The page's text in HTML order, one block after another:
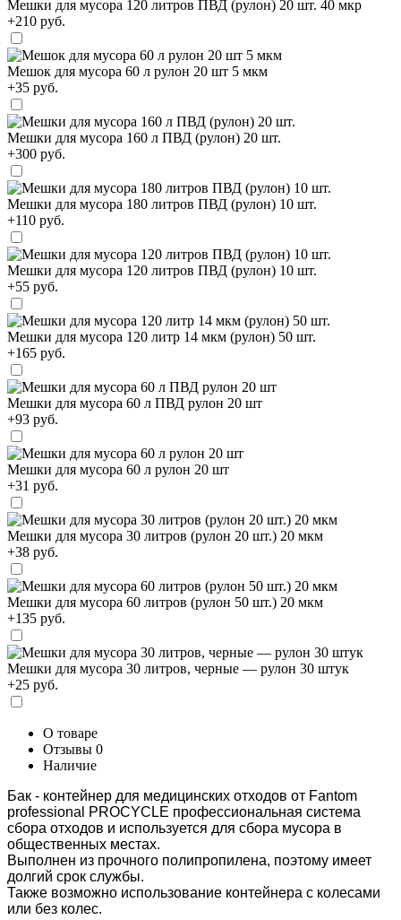
Мешки для мусора 120 литров ПВД (рулон) 20 шт. 40 мкр
+210 руб.
Мешок для мусора 60 л рулон 20 шт 5 мкм
+35 руб.
Мешки для мусора 160 л ПВД (рулон) 20 шт.
+300 руб.
Мешки для мусора 180 литров ПВД (рулон) 10 шт.
+110 руб.
Мешки для мусора 120 литров ПВД (рулон) 10 шт.
+55 руб.
Мешки для мусора 120 литр 14 мкм (рулон) 50 шт.
+165 руб.
Мешки для мусора 60 л ПВД рулон 20 шт
+93 руб.
Мешки для мусора 60 л рулон 20 шт
+31 руб.
Мешки для мусора 30 литров (рулон 20 шт.) 20 мкм
+38 руб.
Мешки для мусора 60 литров (рулон 50 шт.) 20 мкм
+135 руб.
Мешки для мусора 30 литров, черные — рулон 30 штук
+25 руб.
О товаре
Отзывы 0
Наличие
Бак - контейнер для медицинских отходов от Fantom
professional PROCYCLE профессиональная система
сбора отходов и используется для сбора мусора в
общественных местах.
Выполнен из прочного полипропилена, поэтому имеет
долгий срок службы.
Также возможно использование контейнера с колесами
или без колес.